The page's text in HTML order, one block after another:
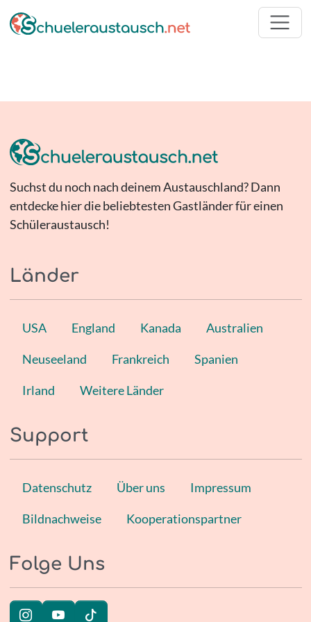
Suchst du noch nach deinem Austauschland? Dann
entdecke hier die beliebtesten Gastländer für einen
Schüleraustausch!
Länder
USA England Kanada Australien
Neuseeland Frankreich Spanien
Irland Weitere Länder
Support
Datenschutz Über uns Impressum
Bildnachweise Kooperationspartner
Folge Uns